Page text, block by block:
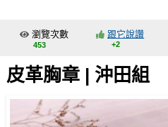
交流中心
攤位轉讓區
會員中心
瀏覽次數
453
跟它說讚
+2
皮革胸章 | 沖田組